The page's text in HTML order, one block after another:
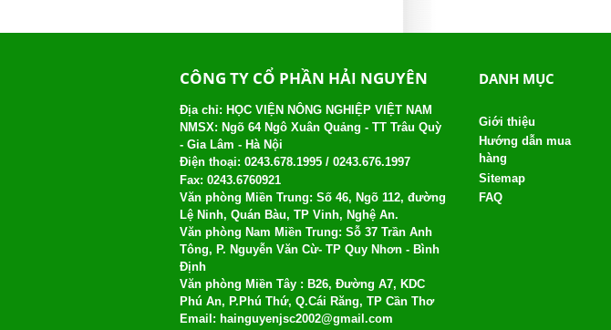
CÔNG TY CỔ PHẦN HẢI NGUYÊN
Địa chỉ: HỌC VIỆN NÔNG NGHIỆP VIỆT NAM
NMSX: Ngõ 64 Ngô Xuân Quảng - TT Trâu Quỳ
- Gia Lâm - Hà Nội
Điện thoại: 0243.678.1995 / 0243.676.1997
Fax: 0243.6760921
Văn phòng Miền Trung: Số 46, Ngõ 112, đường
Lệ Ninh, Quán Bàu, TP Vinh, Nghệ An.
Văn phòng Nam Miền Trung: Sỗ 37 Trần Anh
Tông, P. Nguyễn Văn Cừ- TP Quy Nhơn - Bình
Định
Văn phòng Miền Tây : B26, Đường A7, KDC
Phú An, P.Phú Thứ, Q.Cái Răng, TP Cần Thơ
Email: hainguyenjsc2002@gmail.com
DANH MỤC
Giới thiệu
Hướng dẫn mua
hàng
Sitemap
FAQ